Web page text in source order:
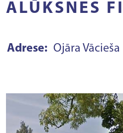
ALŪKSNES
Adrese: Ojāra